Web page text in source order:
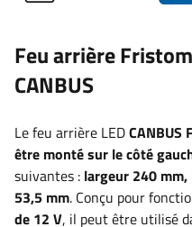
Feu arrière
CANBUS
Le feu arrière LEDCANBUS
être monté sur le côté
suivantes : largeur 240
53,5 mm. Conçu pour
de 12 V, il peut être utilisé